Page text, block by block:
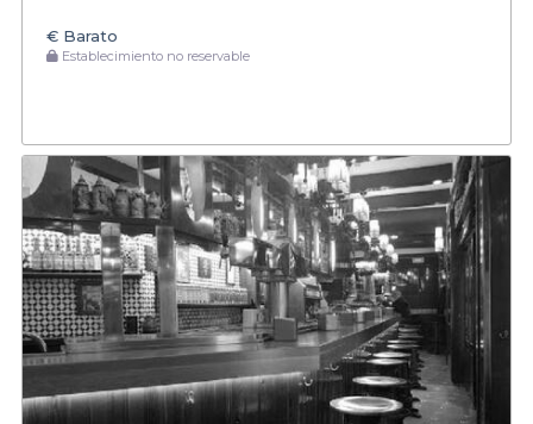
€ Barato
Establecimiento no reservable